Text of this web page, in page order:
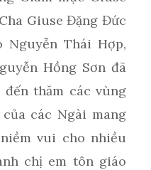
Giuse Đặng Đức
Nguyễn Thái Hợp,
Hồng Sơn đã
thăm các vùng
các Ngài mang
vui cho nhiều
chị em tôn giáo